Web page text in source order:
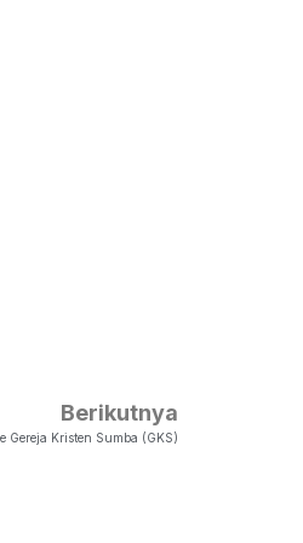
Berikutnya
Gereja Kristen Sumba (GKS)